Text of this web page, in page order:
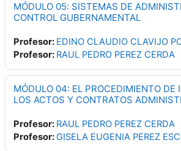
MÓDULO 05: SISTEMAS DE
CONTROL GUBERNAMENTAL
Profesor: EDINO CLAUDIO CLAVIJO
Profesor: RAUL PEDRO PEREZ CERDA
MÓDULO 04: EL PROCEDIMIENTO DE
LOS ACTOS Y CONTRATOS
Profesor: RAUL PEDRO PEREZ CERDA
Profesor:GISELA EUGENIA PEREZ